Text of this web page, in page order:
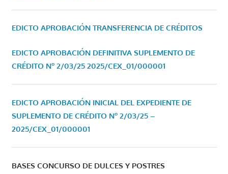
EDICTO APROBACIÓN TRANSFERENCIA DE CRÉDITOS
EDICTO APROBACIÓN DEFINITIVA SUPLEMENTO DE
CRÉDITO Nº 2/03/25 2025/CEX_01/000001
EDICTO APROBACIÓN INICIAL DEL EXPEDIENTE DE
SUPLEMENTO DE CRÉDITO Nº 2/03/25 –
2025/CEX_01/000001
BASES CONCURSO DE DULCES Y POSTRES